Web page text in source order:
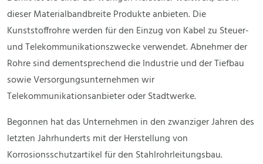
dieser Materialbandbreite Produkte anbieten. Die
Kunststoffrohre werden für den Einzug von Kabel zu Steuer-
und Telekommunikationszwecke verwendet. Abnehmer der
Rohre sind dementsprechend die Industrie und der Tiefbau
sowie Versorgungsunternehmen wir
Telekommunikationsanbieter oder Stadtwerke.
Begonnen hat das Unternehmen in den zwanziger Jahren des
letzten Jahrhunderts mit der Herstellung von
Korrosionsschutzartikel für den Stahlrohrleitungsbau.